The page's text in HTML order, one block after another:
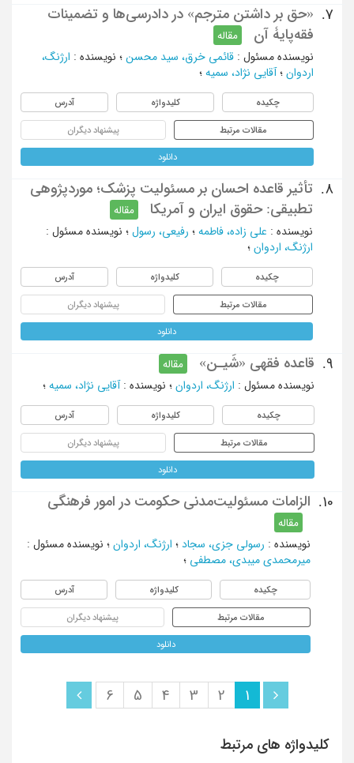
7.
«حق بر داشتن مترجم» در دادرسی‌ها‌ و تضمینات
فقه‌پایۀ آن
مقاله
نویسنده مسئول : قائمی خرق، سید محسن ؛ نویسنده : ارژنگ،
اردوان ؛ آقایی نژاد، سمیه ؛
چکیده کلیدواژه آدرس
مقالات مرتبط پیشنهاد دیگران
دانلود
8.
تأثیر قاعده احسان بر مسئولیت پزشک؛ موردپژوهی
تطبیقی: حقوق ایران و آمریکا
مقاله
نویسنده : علی زاده، فاطمه ؛ رفیعی، رسول ؛ نویسنده مسئول :
ارژنگ، اردوان ؛
چکیده کلیدواژه آدرس
مقالات مرتبط پیشنهاد دیگران
دانلود
9. قاعده فقهی «شَیـن»
مقاله
نویسنده مسئول : ارژنگ، اردوان ؛ نویسنده : آقایی نژاد، سمیه ؛
چکیده کلیدواژه آدرس
مقالات مرتبط پیشنهاد دیگران
دانلود
10. الزامات مسئولیت‌مدنی حکومت در امور فرهنگی
مقاله
نویسنده : رسولی جزی، سجاد ؛ ارژنگ، اردوان ؛ نویسنده مسئول :
میرمحمدی میبدی، مصطفی ؛
چکیده کلیدواژه آدرس
مقالات مرتبط پیشنهاد دیگران
دانلود
1
2
3
4
5
6
کلیدواژه های مرتبط